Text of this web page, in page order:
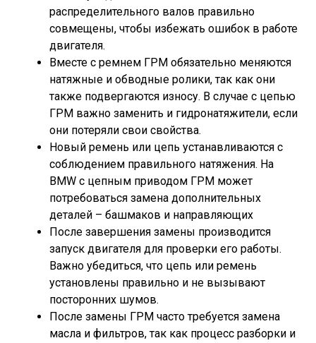
распределительного валов правильно
совмещены, чтобы избежать ошибок в работе
двигателя.
Вместе с ремнем ГРМ обязательно меняются
натяжные и обводные ролики, так как они
также подвергаются износу. В случае с цепью
ГРМ важно заменить и гидронатяжители, если
они потеряли свои свойства.
Новый ремень или цепь устанавливаются с
соблюдением правильного натяжения. На
BMW с цепным приводом ГРМ может
потребоваться замена дополнительных
деталей – башмаков и направляющих
После завершения замены производится
запуск двигателя для проверки его работы.
Важно убедиться, что цепь или ремень
установлены правильно и не вызывают
посторонних шумов.
После замены ГРМ часто требуется замена
масла и фильтров, так как процесс разборки и